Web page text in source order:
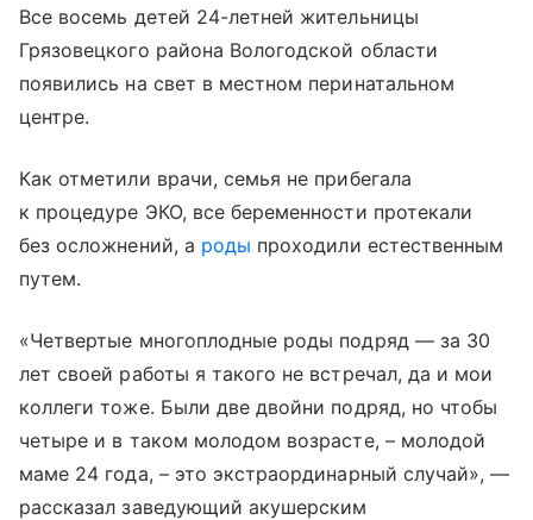
Все восемь детей 24-летней жительницы
Грязовецкого района Вологодской области
появились на свет в местном перинатальном
центре.
Как отметили врачи, семья не прибегала
к процедуре ЭКО, все беременности протекали
без осложнений, а роды проходили естественным
путем.
«Четвертые многоплодные роды подряд — за 30
лет своей работы я такого не встречал, да и мои
коллеги тоже. Были две двойни подряд, но чтобы
четыре и в таком молодом возрасте, – молодой
маме 24 года, – это экстраординарный случай», —
рассказал заведующий акушерским